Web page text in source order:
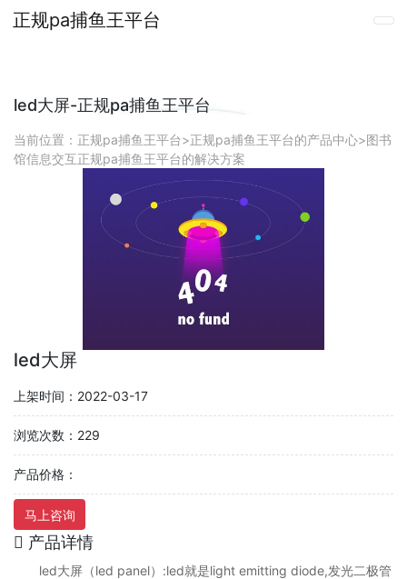
正规pa捕鱼王平台
led大屏-正规pa捕鱼王平台
当前位置： 正规pa捕鱼王平台>正规pa捕鱼王平台的产品中心>图书
馆信息交互正规pa捕鱼王平台的解决方案
led大屏
上架时间：2022-03-17
浏览次数：229
产品价格：
马上咨询
产品详情
led大屏（led panel）:led就是light emitting diode,发光二极管